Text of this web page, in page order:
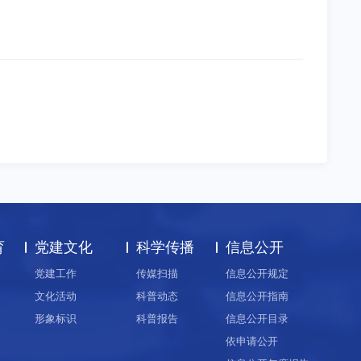
党建文化
党建工作
文化活动
形象标识
科学传播
传媒扫描
科普动态
科普报告
信息公开
信息公开规定
信息公开指南
信息公开目录
依申请公开